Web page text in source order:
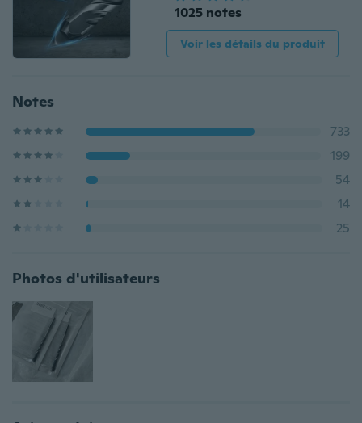
1025 notes
Voir les détails du produit
Notes
733
199
54
14
25
Photos d'utilisateurs